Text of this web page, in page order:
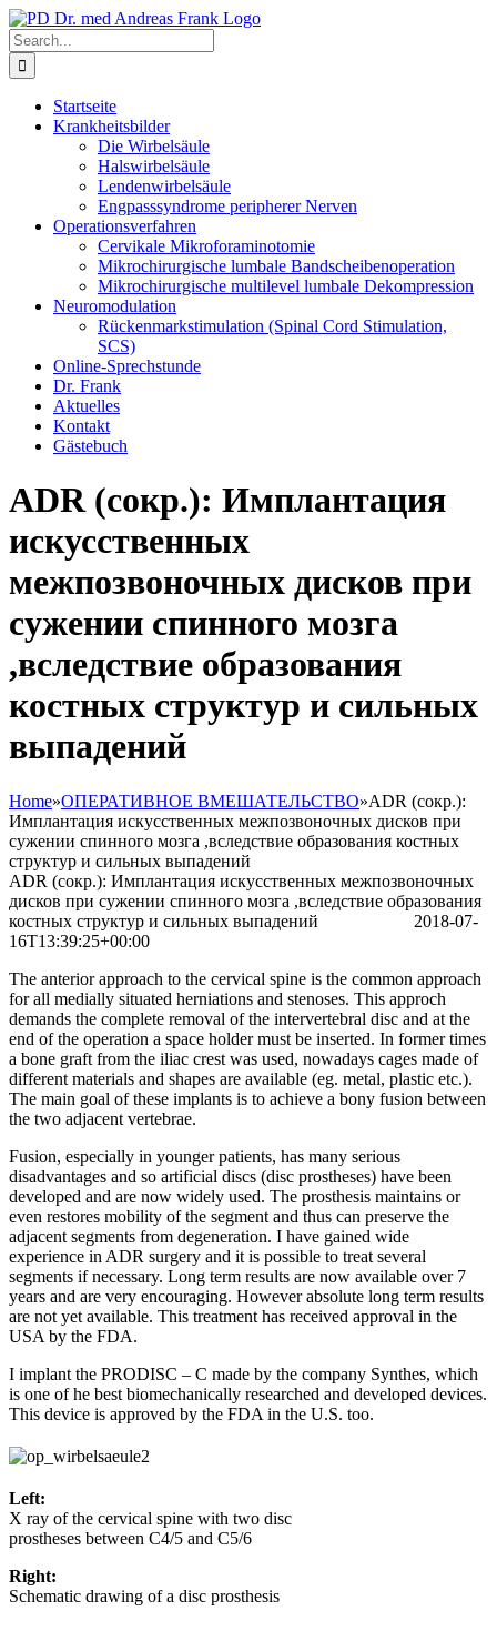
Skip
to
content
Search
for:
Startseite
Krankheitsbilder
Die Wirbelsäule
Halswirbelsäule
Lendenwirbelsäule
Engpasssyndrome peripherer Nerven
Operationsverfahren
Cervikale Mikroforaminotomie
Mikrochirurgische lumbale Bandscheibenoperation
Mikrochirurgische multilevel lumbale Dekompression
Neuromodulation
Rückenmarkstimulation (Spinal Cord Stimulation,
SCS)
Online-Sprechstunde
Dr. Frank
Aktuelles
Kontakt
Gästebuch
ADR (сокр.): Имплантация
искусственных
межпозвоночных дисков при
сужении спинного мозга
,вследствие образования
костных структур и сильных
выпадений
Home»ОПЕРАТИВНОЕ ВМЕШАТЕЛЬСТВО»ADR (сокр.):
Имплантация искусственных межпозвоночных дисков при
сужении спинного мозга ,вследствие образования костных
структур и сильных выпадений
ADR (сокр.): Имплантация искусственных межпозвоночных
дисков при сужении спинного мозга ,вследствие образования
костных структур и сильных выпадений
2018-07-
16T13:39:25+00:00
The anterior approach to the cervical spine is the common approach
for all medially situated herniations and stenoses. This approch
demands the complete removal of the intervertebral disc and at the
end of the operation a space holder must be inserted. In former times
a bone graft from the iliac crest was used, nowadays cages made of
different materials and shapes are available (eg. metal, plastic etc.).
The main goal of these implants is to achieve a bony fusion between
the two adjacent vertebrae.
Fusion, especially in younger patients, has many serious
disadvantages and so artificial discs (disc prostheses) have been
developed and are now widely used. The prosthesis maintains or
even restores mobility of the segment and thus can preserve the
adjacent segments from degeneration. I have gained wide
experience in ADR surgery and it is possible to treat several
segments if necessary. Long term results are now available over 7
years and are very encouraging. However absolute long term results
are not yet available. This treatment has received approval in the
USA by the FDA.
I implant the PRODISC – C made by the company Synthes, which
is one of he best biomechanically researched and developed devices.
This device is approved by the FDA in the U.S. too.
Left:
X ray of the cervical spine with two disc
prostheses between C4/5 and C5/6
Right:
Schematic drawing of a disc prosthesis